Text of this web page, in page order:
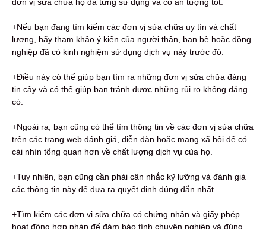
+Nếu bạn đang tìm kiếm các đơn vị sửa chữa uy tín và chất
lượng, hãy tham khảo ý kiến ​​của người thân, bạn bè hoặc đồng
nghiệp đã có kinh nghiệm sử dụng dịch vụ này trước đó.
+Điều này có thể giúp bạn tìm ra những đơn vị sửa chữa đáng
tin cậy và có thể giúp bạn tránh được những rủi ro không đáng
có.
+Ngoài ra, bạn cũng có thể tìm thông tin về các đơn vị sửa chữa
trên các trang web đánh giá, diễn đàn hoặc mạng xã hội để có
cái nhìn tổng quan hơn về chất lượng dịch vụ của họ.
+Tuy nhiên, bạn cũng cần phải cân nhắc kỹ lưỡng và đánh giá
các thông tin này để đưa ra quyết định đúng đắn nhất.
+Tìm kiếm các đơn vị sửa chữa có chứng nhận và giấy phép
hoạt động hợp pháp để đảm bảo tính chuyên nghiệp và đúng